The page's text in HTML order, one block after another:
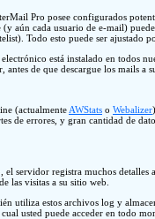
Pro posee configurados
(y aún cada usuario de e-mail)
Todo esto puede ser ajustado
está instalado en todos
de que descargue los mails a
(actualmente AWStats o Webalizer
de errores, y gran cantidad de
el servidor registra muchos
las visitas a su sitio web.
utiliza estos archivos log y
usted puede acceder en todo